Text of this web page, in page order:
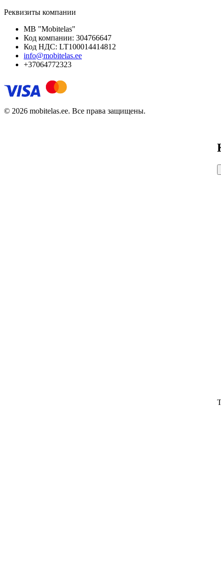
Реквизиты компании
MB "Mobitelas"
Код компании: 304766647
Код НДС: LT100014414812
info@mobitelas.ee
+37064772323
© 2026 mobitelas.ee. Все права защищены.